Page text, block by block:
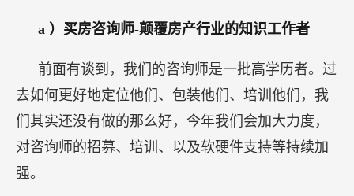
a ）买房咨询师-颠覆房产行业的知识工作者
前面有谈到，我们的咨询师是一批高学历者。过
去如何更好地定位他们、包装他们、培训他们，我
们其实还没有做的那么好，今年我们会加大力度，
对咨询师的招募、培训、以及软硬件支持等持续加
强。